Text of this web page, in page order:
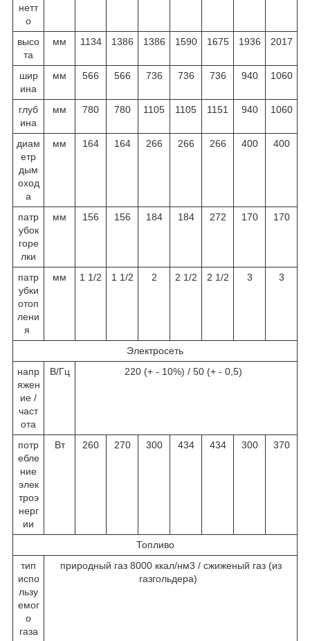
нетт
о
высо
та
мм 1134 1386 1386 1590 1675 1936 2017
шир
ина
мм 566 566 736 736 736 940 1060
глуб
ина
мм 780 780 1105 1105 1151 940 1060
диам
етр
дым
оход
а
мм 164 164 266 266 266 400 400
патр
убок
горе
лки
мм 156 156 184 184 272 170 170
патр
убки
отоп
лени
я
мм 1 1/2 1 1/2 2 2 1/2 2 1/2 3 3
Электросеть
напр
яжен
ие /
част
ота
В/Гц 220 (+ - 10%) / 50 (+ - 0,5)
потр
ебле
ние
элек
троэ
нерг
ии
Вт 260 270 300 434 434 300 370
Топливо
тип
испо
льзу
емог
о
газа
природный газ 8000 ккал/нм3 / сжиженый газ (из
газгольдера)